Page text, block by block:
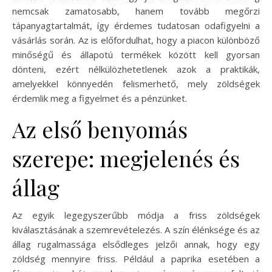
nemcsak zamatosabb, hanem tovább megőrzi
tápanyagtartalmát, így érdemes tudatosan odafigyelni a
vásárlás során. Az is előfordulhat, hogy a piacon különböző
minőségű és állapotú termékek között kell gyorsan
dönteni, ezért nélkülözhetetlenek azok a praktikák,
amelyekkel könnyedén felismerhető, mely zöldségek
érdemlik meg a figyelmet és a pénzünket.
Az első benyomás
szerepe: megjelenés és
állag
Az egyik legegyszerűbb módja a friss zöldségek
kiválasztásának a szemrevételezés. A szín élénksége és az
állag rugalmassága elsődleges jelzői annak, hogy egy
zöldség mennyire friss. Például a paprika esetében a